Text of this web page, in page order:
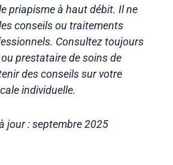
priapisme à haut débit. Il ne
conseils ou traitements
Consultez toujours
prestataire de soins de
des conseils sur votre
individuelle.
jour : septembre 2025